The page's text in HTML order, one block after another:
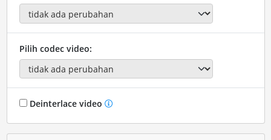
Pilih codec video:
Deinterlace video